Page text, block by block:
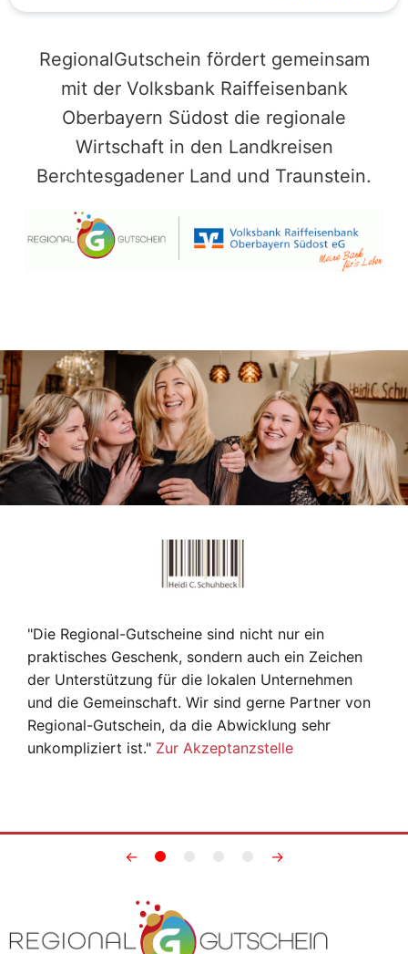
RegionalGutschein fördert gemeinsam
mit der Volksbank Raiffeisenbank
Oberbayern Südost die regionale
Wirtschaft in den Landkreisen
Berchtesgadener Land und Traunstein.
"Die Regional-Gutscheine sind nicht nur ein
praktisches Geschenk, sondern auch ein Zeichen
der Unterstützung für die lokalen Unternehmen
und die Gemeinschaft. Wir sind gerne Partner von
Regional-Gutschein, da die Abwicklung sehr
unkompliziert ist." Zur Akzeptanzstelle
← →